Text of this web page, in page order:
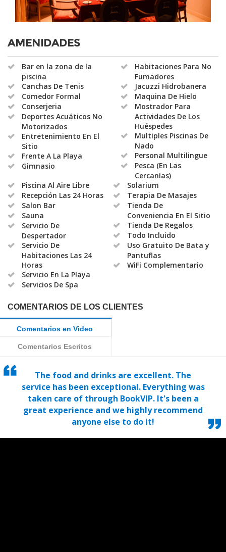
AMENIDADES
Bar en la zona de la
piscina
Canchas De Tenis
Comedor Formal
Conserjeria
Deportes Acuáticos No
Motorizados
Entretenimiento En El
Sitio
Frente A La Playa
Gimnasio
Habitaciones Para No
Fumadores
Jacuzzi Hidrobanera
Maquina De Hielo
Mostrador Para
Actividades De Los
Huéspedes
Multiples Piscinas De
Nado
Personal Multilingue
Pesca (En Las
Cercanías)
Piscina Al Aire Libre
Recepción Las 24 Horas
Salon Bar
Sauna
Servicio De
Despertador
Servicio De
Habitaciones Las 24
Horas
Servicio En La Playa
Servicios De Spa
Solarium
Terapia De Masajes
Tienda De
Conveniencia En El Sitio
Tienda De Regalos
Todo Incluido
Uso Gratuito De Bata y
Pantuflas
WiFi Complementario
COMENTARIOS DE LOS CLIENTES
Comentarios en Video
Comentarios Escritos
The food and drinks are excellent. The
service has been exceptional. Everything was
taken care of through BookVIP. It's been a
great experience and we highly recommend
anyone else to do it!